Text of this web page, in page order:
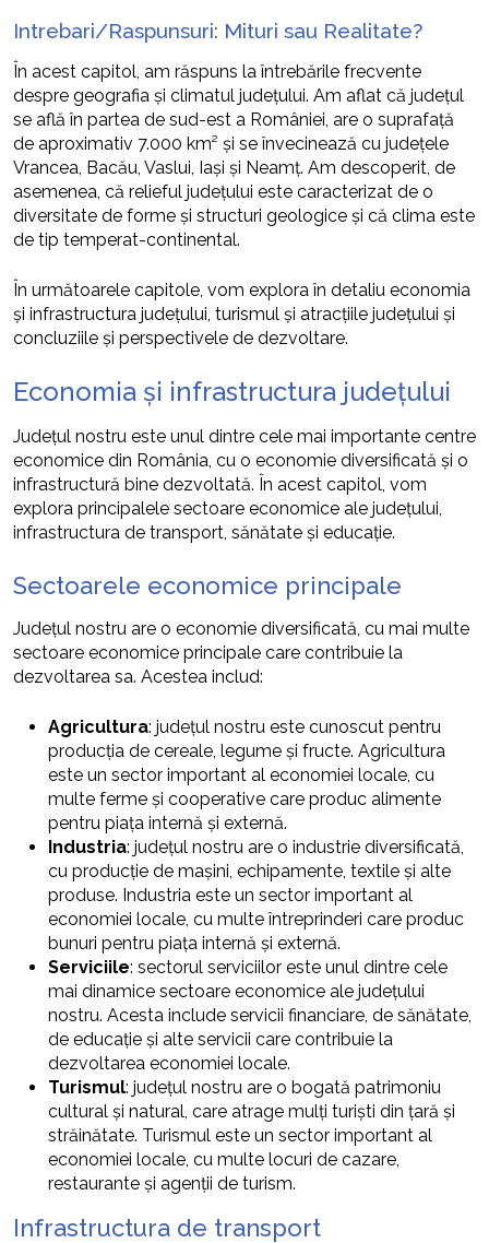
Intrebari/Raspunsuri: Mituri sau Realitate?
În acest capitol, am răspuns la întrebările frecvente
despre geografia și climatul județului. Am aflat că județul
se află în partea de sud-est a României, are o suprafață
de aproximativ 7.000 km² și se învecinează cu județele
Vrancea, Bacău, Vaslui, Iași și Neamț. Am descoperit, de
asemenea, că relieful județului este caracterizat de o
diversitate de forme și structuri geologice și că clima este
de tip temperat-continental.
În următoarele capitole, vom explora în detaliu economia
și infrastructura județului, turismul și atracțiile județului și
concluziile și perspectivele de dezvoltare.
Economia și infrastructura județului
Județul nostru este unul dintre cele mai importante centre
economice din România, cu o economie diversificată și o
infrastructură bine dezvoltată. În acest capitol, vom
explora principalele sectoare economice ale județului,
infrastructura de transport, sănătate și educație.
Sectoarele economice principale
Județul nostru are o economie diversificată, cu mai multe
sectoare economice principale care contribuie la
dezvoltarea sa. Acestea includ:
Agricultura: județul nostru este cunoscut pentru
producția de cereale, legume și fructe. Agricultura
este un sector important al economiei locale, cu
multe ferme și cooperative care produc alimente
pentru piața internă și externă.
Industria: județul nostru are o industrie diversificată,
cu producție de mașini, echipamente, textile și alte
produse. Industria este un sector important al
economiei locale, cu multe întreprinderi care produc
bunuri pentru piața internă și externă.
Serviciile: sectorul serviciilor este unul dintre cele
mai dinamice sectoare economice ale județului
nostru. Acesta include servicii financiare, de sănătate,
de educație și alte servicii care contribuie la
dezvoltarea economiei locale.
Turismul: județul nostru are o bogată patrimoniu
cultural și natural, care atrage mulți turiști din țară și
străinătate. Turismul este un sector important al
economiei locale, cu multe locuri de cazare,
restaurante și agenții de turism.
Infrastructura de transport